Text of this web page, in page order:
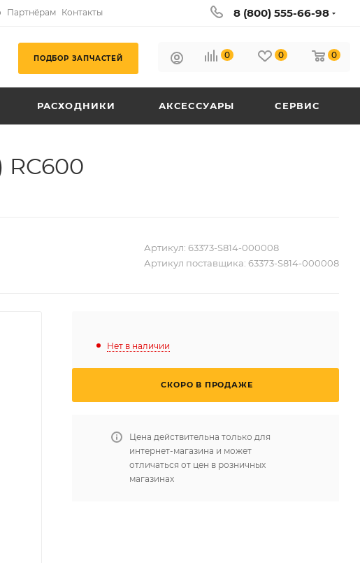
Партнёрам Контакты 8 (800) 555-66-98
ПОДБОР ЗАПЧАСТЕЙ 0 0 0
РАСХОДНИКИ АКСЕССУАРЫ СЕРВИС
RC600
Артикул: 63373-S814-000008
Артикул поставщика: 63373-S814-000008
Нет в наличии
СКОРО В ПРОДАЖЕ
Цена действительна только для
интернет-магазина и может
отличаться от цен в розничных
магазинах